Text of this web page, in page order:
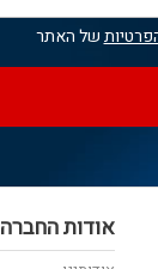
של האתר
אודות החברה